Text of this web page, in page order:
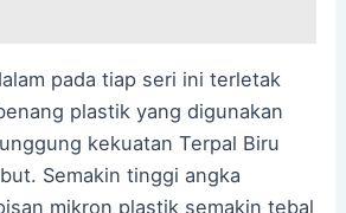
pada tiap seri ini terletak
plastik yang digunakan
kekuatan Terpal Biru
Semakin tinggi angka
mikron plastik semakin tebal